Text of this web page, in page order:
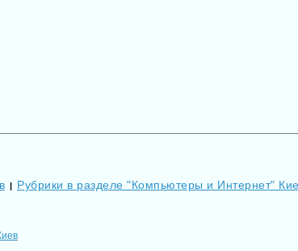
| Рубрики в разделе "Компьютеры и Интернет"